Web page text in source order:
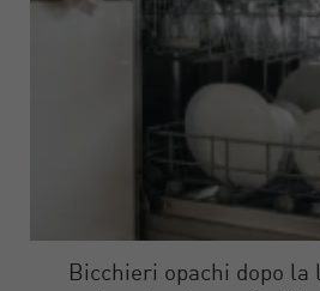
Bicchieri opachi dopo la